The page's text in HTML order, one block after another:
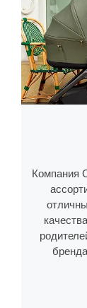
Компания